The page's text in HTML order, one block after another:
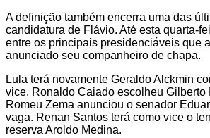
A definição também encerra uma das
candidatura de Flávio. Até esta quarta-
entre os principais presidenciáveis que
anunciado seu companheiro de chapa.
Lula terá novamente Geraldo Alckmin
vice. Ronaldo Caiado escolheu Gilberto
Romeu Zema anunciou o senador
vaga. Renan Santos terá como vice o
reserva Aroldo Medina.